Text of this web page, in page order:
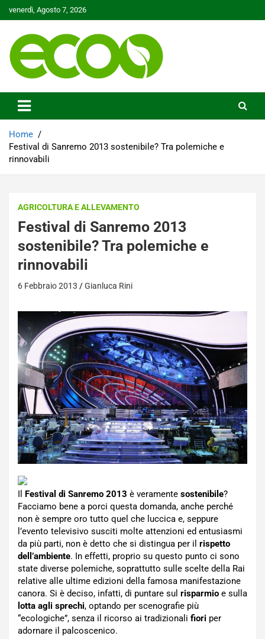
to
venerdì, Agosto 7, 2026
Ecoo.it
Home
Festival di Sanremo 2013 sostenibile? Tra polemiche e
rinnovabili
AGRICOLTURA E ALLEVAMENTO
Festival di Sanremo 2013
sostenibile? Tra polemiche e
rinnovabili
6 Febbraio 2013 Gianluca Rini
Il Festival di Sanremo 2013 è veramente sostenibile?
Facciamo bene a porci questa domanda, anche perché
non è sempre oro tutto quel che luccica e, seppure
l’evento televisivo susciti molte attenzioni ed entusiasmi
da più parti, non è detto che si distingua per il rispetto
dell’ambiente. In effetti, proprio su questo punto ci sono
state diverse polemiche, soprattutto sulle scelte della Rai
relative alle ultime edizioni della famosa manifestazione
canora. Si è deciso, infatti, di puntare sul risparmio e sulla
lotta agli sprechi, optando per scenografie più
“ecologiche”, senza il ricorso ai tradizionali fiori per
adornare il palcoscenico.